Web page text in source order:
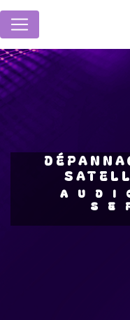
Panneau de gestion des